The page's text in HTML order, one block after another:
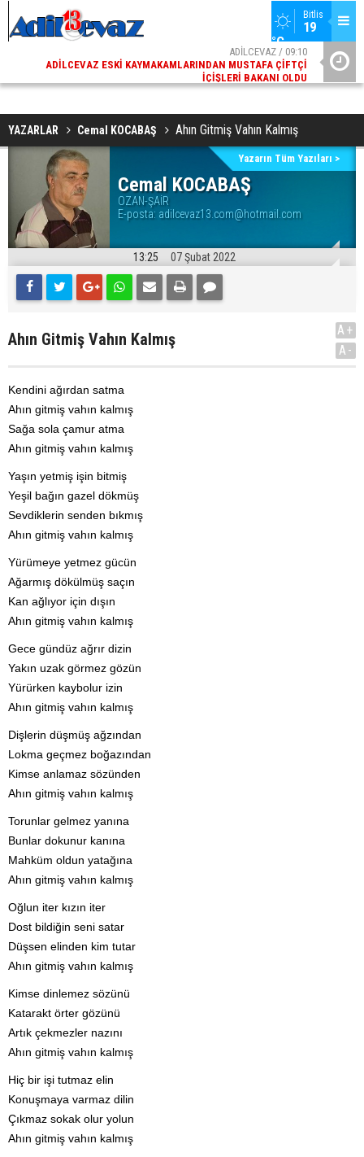
Bitlis
19
°C
ADİLCEVAZ / 09:10
ADILCEVAZ ESKI KAYMAKAMLARINDAN MUSTAFA ÇIFTÇI
İÇIŞLERI BAKANI OLDU
YAZARLAR Cemal KOCABAŞ Ahın Gitmiş Vahın Kalmış
Cemal KOCABAŞ
OZAN-ŞAİR
E-posta: adilcevaz13.com@hotmail.com
Yazarın Tüm Yazıları >
13:25 07 Şubat 2022
Ahın Gitmiş Vahın Kalmış
A+
A-
Kendini ağırdan satma
Ahın gitmiş vahın kalmış
Sağa sola çamur atma
Ahın gitmiş vahın kalmış
Yaşın yetmiş işin bitmiş
Yeşil bağın gazel dökmüş
Sevdiklerin senden bıkmış
Ahın gitmiş vahın kalmış
Yürümeye yetmez gücün
Ağarmış dökülmüş saçın
Kan ağlıyor için dışın
Ahın gitmiş vahın kalmış
Gece gündüz ağrır dizin
Yakın uzak görmez gözün
Yürürken kaybolur izin
Ahın gitmiş vahın kalmış
Dişlerin düşmüş ağzından
Lokma geçmez boğazından
Kimse anlamaz sözünden
Ahın gitmiş vahın kalmış
Torunlar gelmez yanına
Bunlar dokunur kanına
Mahküm oldun yatağına
Ahın gitmiş vahın kalmış
Oğlun iter kızın iter
Dost bildiğin seni satar
Düşsen elinden kim tutar
Ahın gitmiş vahın kalmış
Kimse dinlemez sözünü
Katarakt örter gözünü
Artık çekmezler nazını
Ahın gitmiş vahın kalmış
Hiç bir işi tutmaz elin
Konuşmaya varmaz dilin
Çıkmaz sokak olur yolun
Ahın gitmiş vahın kalmış